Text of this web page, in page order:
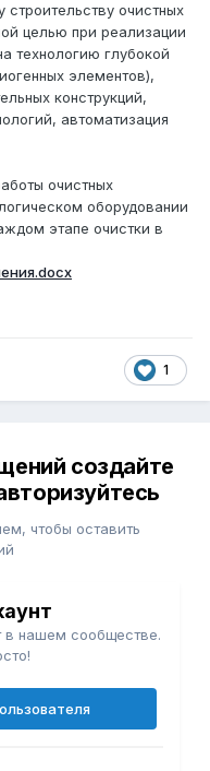
строительству очистных
целью при реализации
технологию глубокой
элементов),
конструкций,
автоматизация
очистных
оборудовании
этапе очистки в
1
создайте
чтобы оставить
в нашем сообществе.